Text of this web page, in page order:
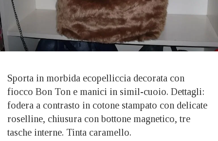
Sporta in morbida ecopelliccia decorata con
fiocco Bon Ton e manici in simil-cuoio. Dettagli:
fodera a contrasto in cotone stampato con delicate
roselline, chiusura con bottone magnetico, tre
tasche interne. Tinta caramello.